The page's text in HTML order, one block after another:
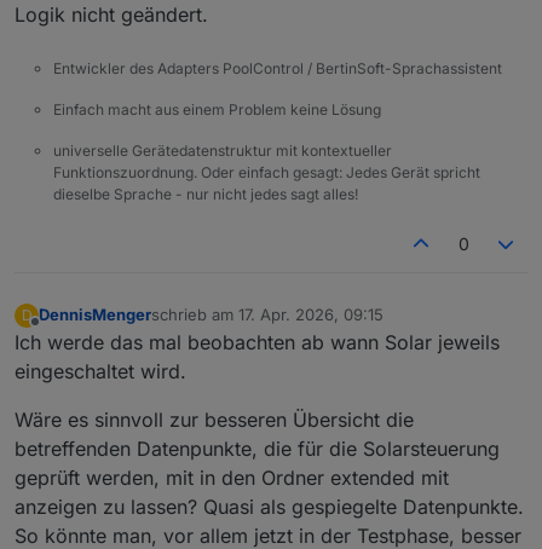
Logik nicht geändert.
Entwickler des Adapters PoolControl / BertinSoft-Sprachassistent
Einfach macht aus einem Problem keine Lösung
universelle Gerätedatenstruktur mit kontextueller
Funktionszuordnung. Oder einfach gesagt: Jedes Gerät spricht
dieselbe Sprache - nur nicht jedes sagt alles!
0
D
Offline
DennisMengerschrieb am 17. Apr. 2026, 09:15
zuletzt editiert von
Ich werde das mal beobachten ab wann Solar jeweils
eingeschaltet wird.
Wäre es sinnvoll zur besseren Übersicht die
betreffenden Datenpunkte, die für die Solarsteuerung
geprüft werden, mit in den Ordner extended mit
anzeigen zu lassen? Quasi als gespiegelte Datenpunkte.
So könnte man, vor allem jetzt in der Testphase, besser